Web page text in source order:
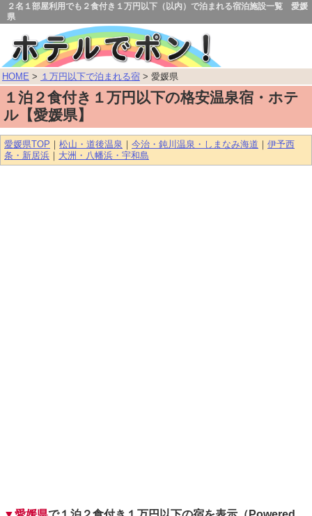
２名１部屋利用でも２食付き１万円以下（以内）で泊まれる宿泊施設一覧 愛媛
県
HOME > １万円以下で泊まれる宿 > 愛媛県
１泊２食付き１万円以下の格安温泉宿・ホテ
ル【愛媛県】
愛媛県TOP ｜ 松山・道後温泉 ｜ 今治・鈍川温泉・しまなみ海道 ｜ 伊予西
条・新居浜 ｜ 大洲・八幡浜・宇和島